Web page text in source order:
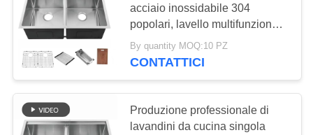
CONTATTICI
RICHIEDA
UNA
CITAZIONE
Lavandino di cucina
dell'acciaio
inossidabile di
Undermount
acciaio inossidabile 304
popolari, lavello multifunzionale
con accessori
By quantity MOQ:10 PZ
CONTATTICI
Produzione professionale di
lavandini da cucina singola